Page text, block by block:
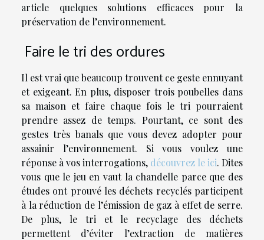
article quelques solutions efficaces pour la
préservation de l’environnement.
Faire le tri des ordures
Il est vrai que beaucoup trouvent ce geste ennuyant
et exigeant. En plus, disposer trois poubelles dans
sa maison et faire chaque fois le tri pourraient
prendre assez de temps. Pourtant, ce sont des
gestes très banals que vous devez adopter pour
assainir l’environnement. Si vous voulez une
réponse à vos interrogations, découvrez le ici. Dites
vous que le jeu en vaut la chandelle parce que des
études ont prouvé les déchets recyclés participent
à la réduction de l’émission de gaz à effet de serre.
De plus, le tri et le recyclage des déchets
permettent d’éviter l’extraction de matières